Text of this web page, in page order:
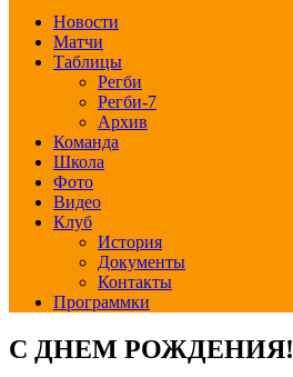
Новости
Матчи
Таблицы
Регби
Регби-7
Архив
Команда
Школа
Фото
Видео
Клуб
История
Документы
Контакты
Программки
С ДНЕМ РОЖДЕНИЯ!